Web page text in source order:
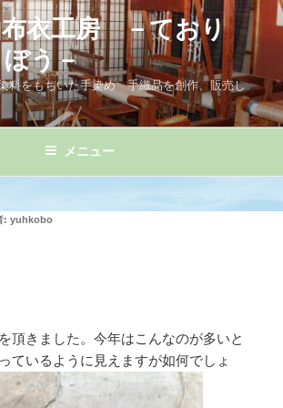
布衣工房 －ており
う－
料をもちいた手染め 手織品を創作、販売し
メニュー
: yuhkobo
頂きました。今年はこんなのが多いと
ているように見えますが如何でしょ